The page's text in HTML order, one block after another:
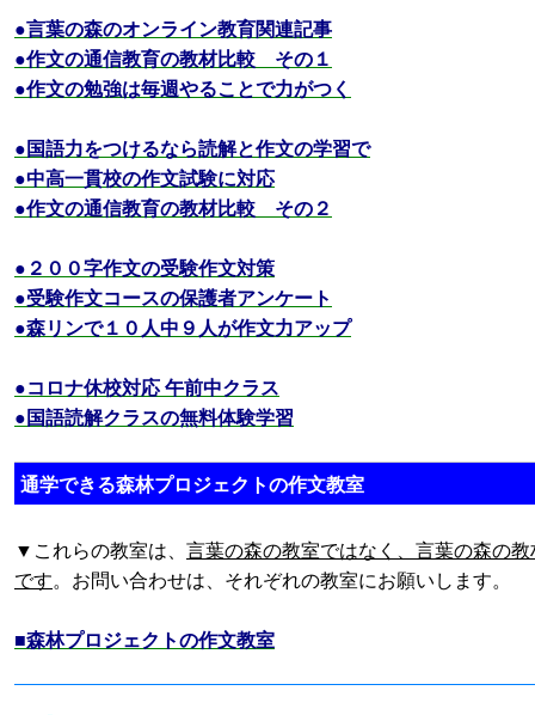
●言葉の森のオンライン教育関連記事
●作文の通信教育の教材比較 その１
●作文の勉強は毎週やることで力がつく
●国語力をつけるなら読解と作文の学習で
●中高一貫校の作文試験に対応
●作文の通信教育の教材比較 その２
●２００字作文の受験作文対策
●受験作文コースの保護者アンケート
●森リンで１０人中９人が作文力アップ
●コロナ休校対応 午前中クラス
●国語読解クラスの無料体験学習
通学できる森林プロジェクトの作文教室
▼これらの教室は、 言葉の森の教室ではなく、言葉の森の
です。お問い合わせは、それぞれの教室にお願いします。
■森林プロジェクトの作文教室